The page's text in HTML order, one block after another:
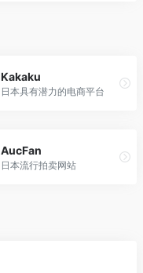
Kakaku
日本具有潜力的电商平台
AucFan
日本流行拍卖网站